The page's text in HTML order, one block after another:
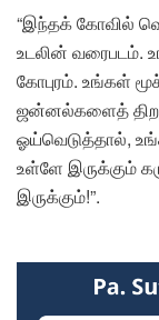
“இந்தக் கோவில்
உடலின் வரைபடம்.
கோபுரம். உங்கள்
ஜன்னல்களைத்
ஓய்வெடுத்தால்,
உள்ளே இருக்கும்
இருக்கும்!”.